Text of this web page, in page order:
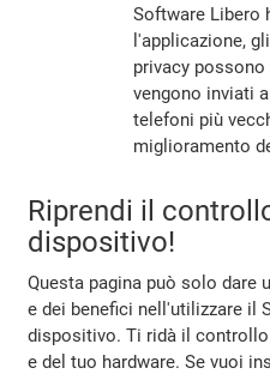
Software Libero
l'applicazione,
privacy
vengono inviati
telefoni più
miglioramento
Riprendi il
dispositivo!
Questa pagina può solo dare
e dei benefici nell'utilizzare il
dispositivo. Ti ridà il
e del tuo hardware. Se vuoi